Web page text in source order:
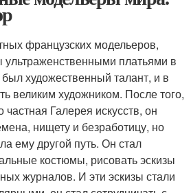
французских модельеров,
платьями в
художественный талант, и в
великим художником. После того,
частная Галерея искусств, он
нищету и безработицу, но
ему другой путь. Он стал
костюмы, рисовать эскизы
журналов. И эти эскизы стали